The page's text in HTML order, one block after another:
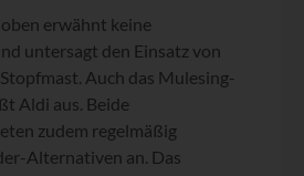
erwähnt keine
untersagt den Einsatz von
Auch das Mulesing-
Aldi aus. Beide
zudem regelmäßig
Alternativen an. Das